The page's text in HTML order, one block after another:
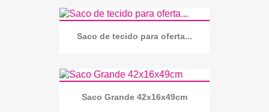
Saco de tecido para oferta...
Saco Grande 42x16x49cm